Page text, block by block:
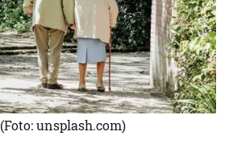
(Foto: unsplash.com)